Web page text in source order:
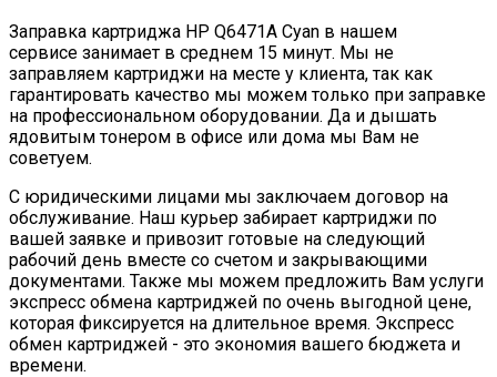
Заправка картриджа HP Q6471A Cyan в нашем
сервисе занимает в среднем 15 минут. Мы не
заправляем картриджи на месте у клиента, так как
гарантировать качество мы можем только при заправке
на профессиональном оборудовании. Да и дышать
ядовитым тонером в офисе или дома мы Вам не
советуем.
С юридическими лицами мы заключаем договор на
обслуживание. Наш курьер забирает картриджи по
вашей заявке и привозит готовые на следующий
рабочий день вместе со счетом и закрывающими
документами. Также мы можем предложить Вам услуги
экспресс обмена картриджей по очень выгодной цене,
которая фиксируется на длительное время. Экспресс
обмен картриджей - это экономия вашего бюджета и
времени.